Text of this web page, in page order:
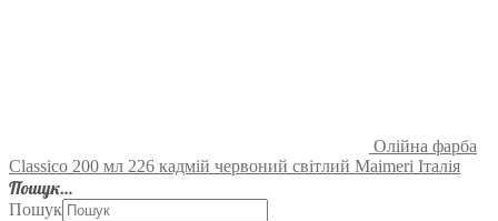
Олійна фарба
Classico 200 мл 226 кадмій червоний світлий Maimeri Італія
Пошук…
Пошук